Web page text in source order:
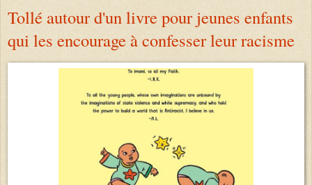
Tollé autour d'un livre pour jeunes enfants
qui les encourage à confesser leur racisme